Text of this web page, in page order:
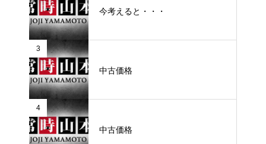
今考えると・・・
3
中古価格
4
中古価格